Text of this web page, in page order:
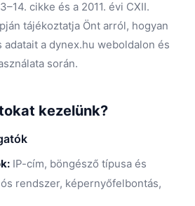
cikke és a 2011. évi CXII.
tájékoztatja Önt arról, hogyan
a dynex.hu weboldalon és
során.
kezelünk?
IP-cím, böngésző típusa és
rendszer, képernyőfelbontás,